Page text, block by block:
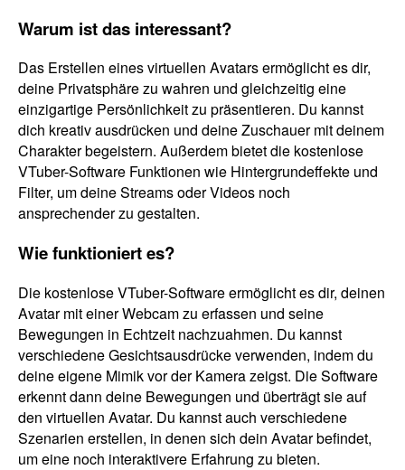
Warum ist das interessant?
Das Erstellen eines virtuellen Avatars ermöglicht es dir,
deine Privatsphäre zu wahren und gleichzeitig eine
einzigartige Persönlichkeit zu präsentieren. Du kannst
dich kreativ ausdrücken und deine Zuschauer mit deinem
Charakter begeistern. Außerdem bietet die kostenlose
VTuber-Software Funktionen wie Hintergrundeffekte und
Filter, um deine Streams oder Videos noch
ansprechender zu gestalten.
Wie funktioniert es?
Die kostenlose VTuber-Software ermöglicht es dir, deinen
Avatar mit einer Webcam zu erfassen und seine
Bewegungen in Echtzeit nachzuahmen. Du kannst
verschiedene Gesichtsausdrücke verwenden, indem du
deine eigene Mimik vor der Kamera zeigst. Die Software
erkennt dann deine Bewegungen und überträgt sie auf
den virtuellen Avatar. Du kannst auch verschiedene
Szenarien erstellen, in denen sich dein Avatar befindet,
um eine noch interaktivere Erfahrung zu bieten.